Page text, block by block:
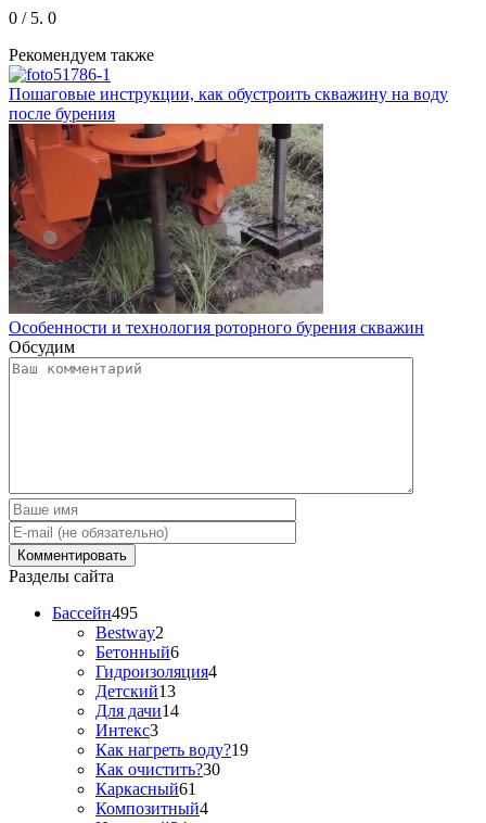
0 / 5. 0
Рекомендуем также
Пошаговые инструкции, как обустроить скважину на воду
после бурения
Особенности и технология роторного бурения скважин
Обсудим
Разделы сайта
Бассейн495
Bestway2
Бетонный6
Гидроизоляция4
Детский13
Для дачи14
Интекс3
Как нагреть воду?19
Как очистить?30
Каркасный61
Композитный4